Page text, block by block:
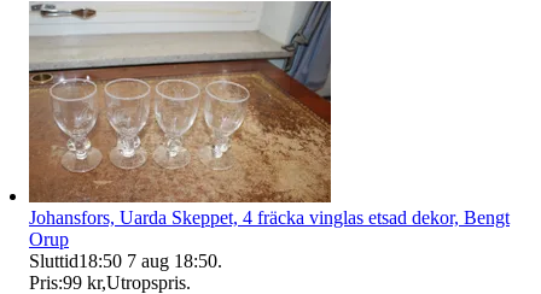
Johansfors, Uarda Skeppet, 4 fräcka vinglas etsad dekor, Bengt
Orup
Sluttid18:50 7 aug 18:50.
Pris:99 kr,Utropspris.